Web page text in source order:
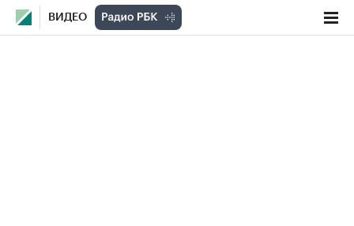
ВИДЕО